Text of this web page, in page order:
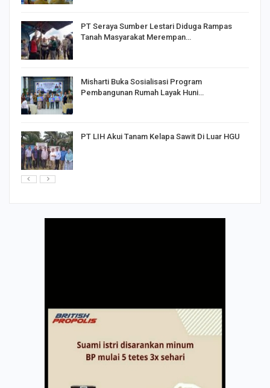
PT Seraya Sumber Lestari Diduga Rampas
Tanah Masyarakat Merempan…
Misharti Buka Sosialisasi Program
Pembangunan Rumah Layak Huni…
PT LIH Akui Tanam Kelapa Sawit Di Luar HGU